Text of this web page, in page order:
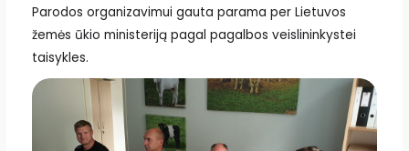
Parodos organizavimui gauta parama per Lietuvos
žemės ūkio ministeriją pagal pagalbos veislininkystei
taisykles.